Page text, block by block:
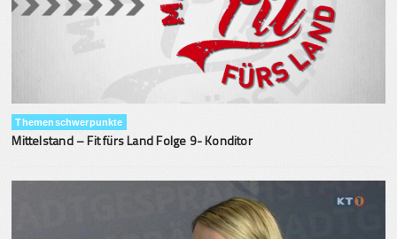
Themenschwerpunkte
Mittelstand – Fit fürs Land Folge 9- Konditor